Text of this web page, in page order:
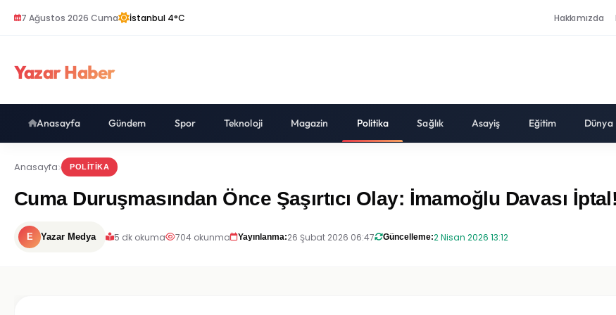
7 Ağustos 2026 Cuma İstanbul 4°C Hakkımızda
Yazar Haber
Anasayfa Gündem Spor Teknoloji Magazin Politika Sağlık Asayiş Eğitim Dünya
Anasayfa POLITIKA
Cuma Duruşmasından Önce Şaşırtıcı Olay: İmamoğlu Davası İptal!
E Yazar Medya 5 dk okuma 704 okunma Yayınlanma:26 Şubat 2026 06:47 Güncelleme:2 Nisan 2026 13:12